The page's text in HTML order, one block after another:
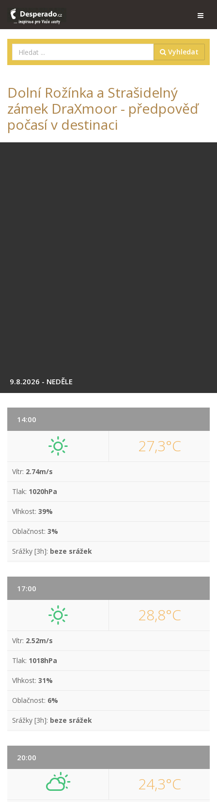
Vyhledat
Dolní Rožínka a Strašidelný
zámek DraXmoor - předpověď
počasí v destinaci
9.8.2026 - NEDĚLE
14:00
27,3°C
Vítr: 2.74m/s
Tlak: 1020hPa
Vlhkost: 39%
Oblačnost: 3%
Srážky [3h]: beze srážek
17:00
28,8°C
Vítr: 2.52m/s
Tlak: 1018hPa
Vlhkost: 31%
Oblačnost: 6%
Srážky [3h]: beze srážek
20:00
24,3°C